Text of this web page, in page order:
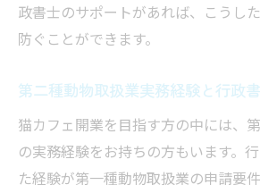
政書士のサポートがあれば、こうし
防ぐことができます。
第二種動物取扱業実務経験と行政
猫カフェ開業を目指す方の中には、
の実務経験をお持ちの方もいます。
た経験が第一種動物取扱業の申請要